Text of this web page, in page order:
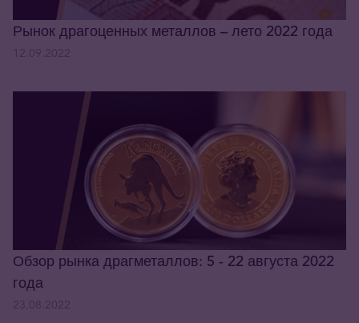
Рынок драгоценных металлов – лето 2022 года
Обзор рынка драгметаллов: 5 - 22 августа 2022
года